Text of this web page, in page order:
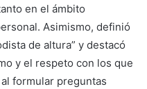
en el ámbito
Asimismo, definió
de altura” y destacó
y el respeto con los que
formular preguntas